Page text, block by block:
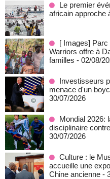
Le premier
africain approche
[ Images]
Warriors offre à
familles - 02/08/
Investisseurs
menace d'un
30/07/2026
Mondial 2026:
disciplinaire
30/07/2026
Culture : le
accueille une
Chine ancienne -